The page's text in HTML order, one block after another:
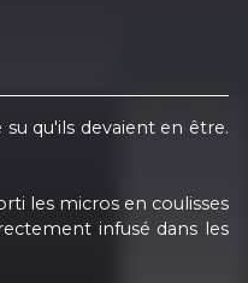
qu'ils devaient en être.
les micros en coulisses
infusé dans les